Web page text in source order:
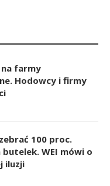
na farmy
Hodowcy i firmy
100 proc.
WEI mówi o
iluzji